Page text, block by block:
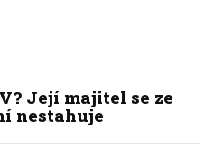
Její majitel se ze
nestahuje